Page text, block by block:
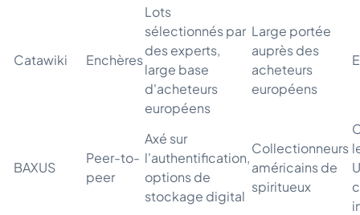
Catawiki Enchères
Lots
sélectionnés par
des experts,
large base
d'acheteurs
européens
Large portée
auprès des
acheteurs
européens
BAXUS
Peer-to-
peer
Axé sur
l'authentification,
options de
stockage digital
Collectionneurs
américains de
spiritueux